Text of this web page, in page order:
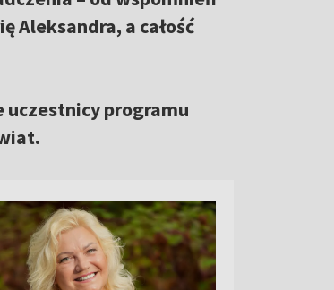
Aleksandra, a całość
uczestnicy programu